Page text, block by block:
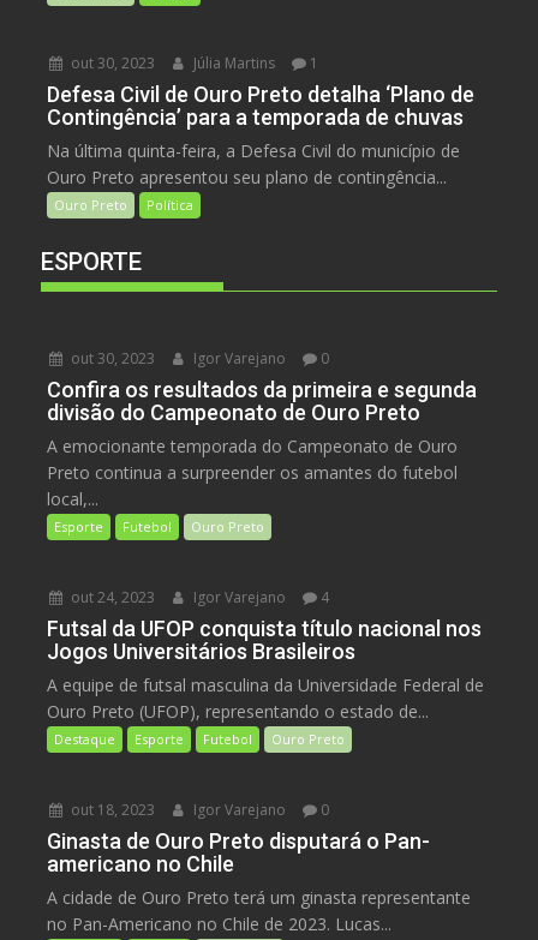
out 30, 2023 Júlia Martins 1
Defesa Civil de Ouro Preto detalha ‘Plano de
Contingência’ para a temporada de chuvas
Na última quinta-feira, a Defesa Civil do município de
Ouro Preto apresentou seu plano de contingência...
Ouro Preto Política
ESPORTE
out 30, 2023 Igor Varejano 0
Confira os resultados da primeira e segunda
divisão do Campeonato de Ouro Preto
A emocionante temporada do Campeonato de Ouro
Preto continua a surpreender os amantes do futebol
local,...
Esporte Futebol Ouro Preto
out 24, 2023 Igor Varejano 4
Futsal da UFOP conquista título nacional nos
Jogos Universitários Brasileiros
A equipe de futsal masculina da Universidade Federal de
Ouro Preto (UFOP), representando o estado de...
Destaque Esporte Futebol Ouro Preto
out 18, 2023 Igor Varejano 0
Ginasta de Ouro Preto disputará o Pan-
americano no Chile
A cidade de Ouro Preto terá um ginasta representante
no Pan-Americano no Chile de 2023. Lucas...